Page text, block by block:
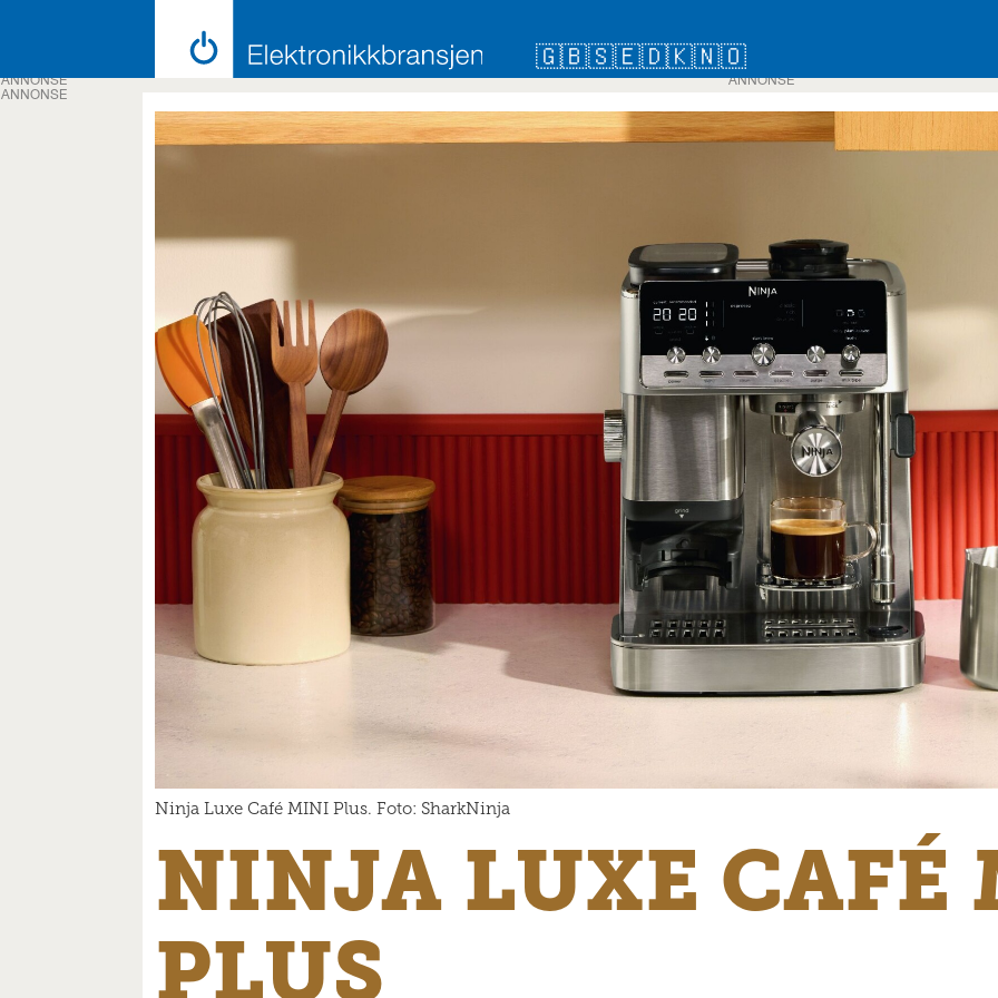
🇬🇧🇸🇪🇩🇰🇳🇴
ANNONSE
Ninja Luxe Café MINI Plus. Foto: SharkNinja
NINJA LUXE
PLUS
ANNONSE
ANNONSE